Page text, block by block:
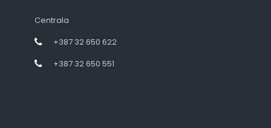
Centrala
+387 32 650 622
+387 32 650 551